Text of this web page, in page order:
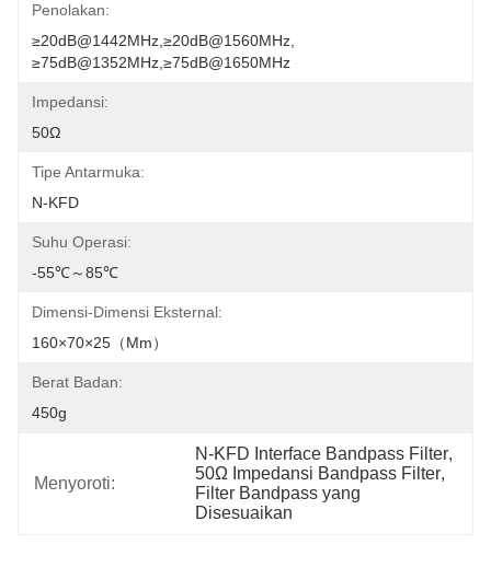
Penolakan:
≥20dB@1442MHz,≥20dB@1560MHz,
≥75dB@1352MHz,≥75dB@1650MHz
Impedansi:
50Ω
Tipe Antarmuka:
N-KFD
Suhu Operasi:
-55℃～85℃
Dimensi-Dimensi Eksternal:
160×70×25（mm）
Berat Badan:
450g
Menyoroti:
N-KFD Interface Bandpass Filter
50Ω Impedansi Bandpass Filter,
Filter Bandpass yang
Disesuaikan